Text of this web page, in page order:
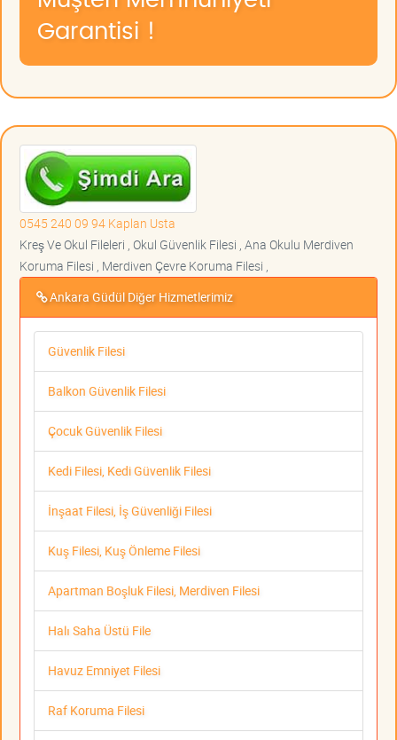
Garantisi !
0545 240 09 94 Kaplan Usta
Kreş Ve Okul Fileleri , Okul Güvenlik Filesi , Ana Okulu Merdiven
Koruma Filesi , Merdiven Çevre Koruma Filesi ,
Ankara Güdül Diğer Hizmetlerimiz
Güvenlik Filesi
Balkon Güvenlik Filesi
Çocuk Güvenlik Filesi
Kedi Filesi, Kedi Güvenlik Filesi
İnşaat Filesi, İş Güvenliği Filesi
Kuş Filesi, Kuş Önleme Filesi
Apartman Boşluk Filesi, Merdiven Filesi
Halı Saha Üstü File
Havuz Emniyet Filesi
Raf Koruma Filesi